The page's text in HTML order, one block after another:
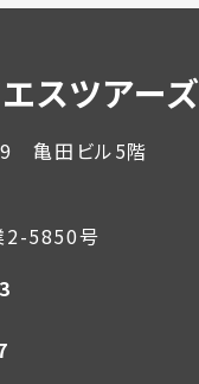
スツアーズ
亀田ビル5階
2-5850号